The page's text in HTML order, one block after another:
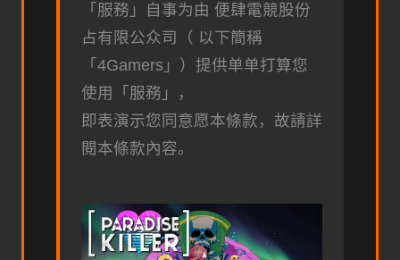
「服務」自事为由 便肆電競股份
占有限公众司（ 以下簡稱
「4Gamers」）提供单单打算您
使用「服務」，
即表演示您同意愿本條款，故請詳
閱本條款內容。